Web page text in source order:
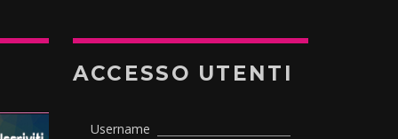
ACCESSO UTENTI
Username